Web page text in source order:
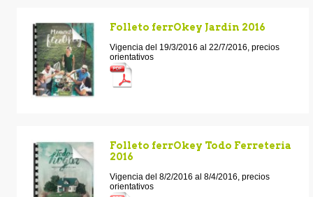
Folleto ferrOkey Jardín 2016
Vigencia del 19/3/2016 al 22/7/2016, precios
orientativos
Folleto ferrOkey Todo Ferreteria
2016
Vigencia del 8/2/2016 al 8/4/2016, precios
orientativos